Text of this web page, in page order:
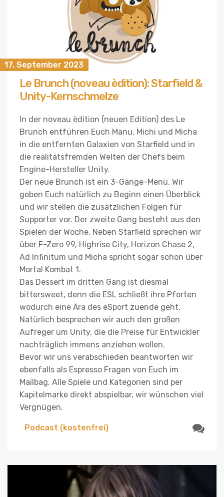
17. September 2023
Le Brunch (noveau èdition): Starfield &
Unity-Kernschmelze
In der noveau èdition (neuen Edition) des Le
Brunch entführen Euch Manu, Michi und Micha
in die entfernten Galaxien von Starfield und in
die realitätsfremden Welten der Chefs beim
Engine-Hersteller Unity.
Der neue Brunch ist ein 3-Gänge-Menü. Wir
geben Euch natürlich zu Beginn einen Überblick
und wir stellen die zusätzlichen Folgen für
Supporter vor. Der zweite Gang besteht aus den
Spielen der Woche. Neben Starfield sprechen wir
über F-Zero 99, Highrise City, Horizon Chase 2,
Ad Infinitum und Micha spricht sogar schon über
Mortal Kombat 1.
Das Dessert im dritten Gang ist diesmal
bittersweet, denn die ESL schließt ihre Pforten
wodurch eine Ära des eSport zuende geht.
Natürlich besprechen wir auch den großen
Aufreger um Unity, die die Preise für Entwickler
nachträglich immens anziehen wollen.
Bevor wir uns verabschieden beantworten wir
ebenfalls als Espresso Fragen von Euch im
Mailbag. Alle Spiele und Kategorien sind per
Kapitelmarke direkt abspielbar, wir wünschen viel
Vergnügen.
Podcast (kostenfrei)